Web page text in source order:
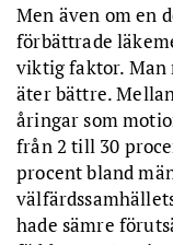
Men även om en
förbättrade
viktig faktor. Man
äter bättre.
åringar som
från 2 till 30
procent bland
hade sämre